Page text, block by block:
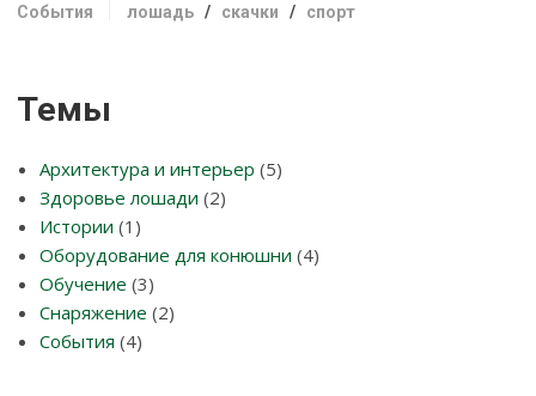
События лошадь / скачки / спорт
Темы
Архитектура и интерьер (5)
Здоровье лошади (2)
Истории (1)
Оборудование для конюшни (4)
Обучение (3)
Снаряжение (2)
События (4)